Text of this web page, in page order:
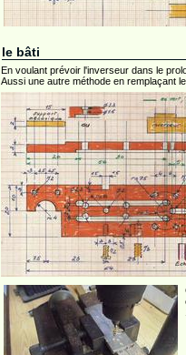
le bâti
En voulant prévoir l'inverseur dans le
Aussi une autre méthode en remplaçant